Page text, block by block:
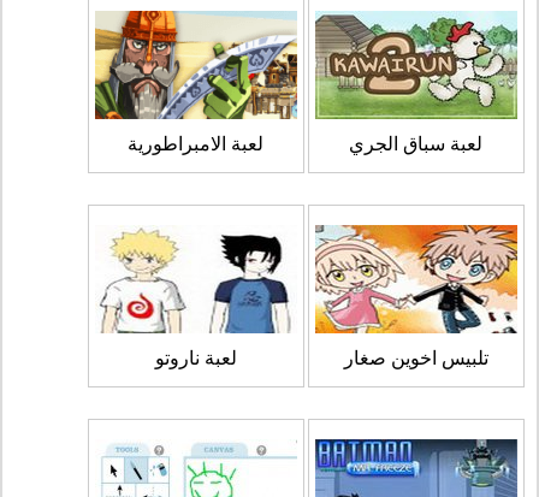
لعبة سباق الجري لعبة الامبراطورية
تلبيس اخوين صغار لعبة ناروتو